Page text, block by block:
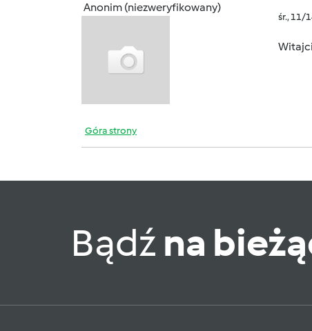
Anonim (niezweryfikowany)
śr., 11/
Góra strony
Bądź na